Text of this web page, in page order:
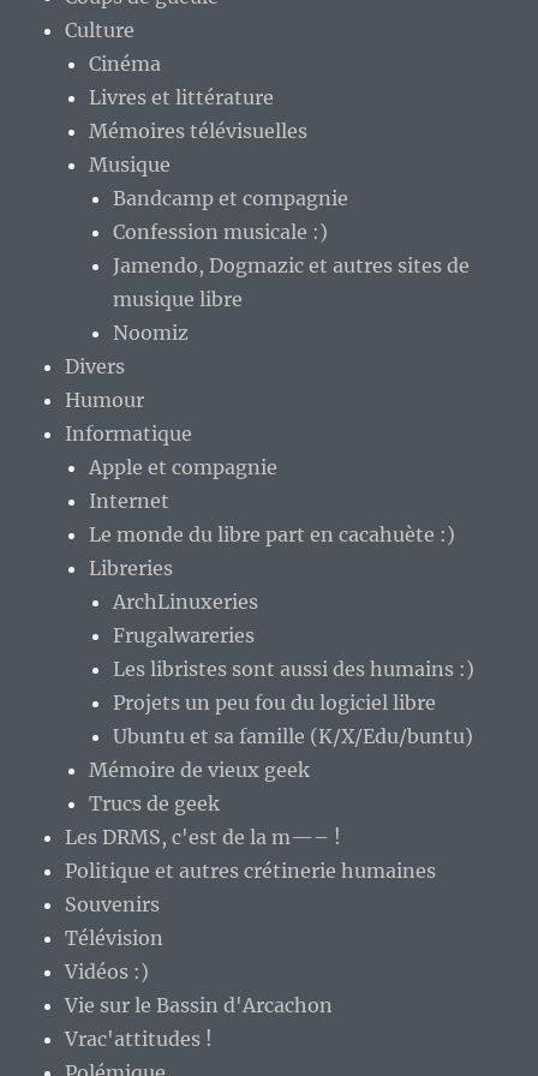
Culture
Cinéma
Livres et littérature
Mémoires télévisuelles
Musique
Bandcamp et compagnie
Confession musicale :)
Jamendo, Dogmazic et autres sites de
musique libre
Noomiz
Divers
Humour
Informatique
Apple et compagnie
Internet
Le monde du libre part en cacahuète :)
Libreries
ArchLinuxeries
Frugalwareries
Les libristes sont aussi des humains :)
Projets un peu fou du logiciel libre
Ubuntu et sa famille (K/X/Edu/buntu)
Mémoire de vieux geek
Trucs de geek
Les DRMS, c'est de la m—– !
Politique et autres crétinerie humaines
Souvenirs
Télévision
Vidéos :)
Vie sur le Bassin d'Arcachon
Vrac'attitudes !